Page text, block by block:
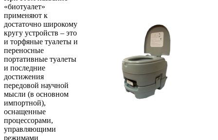
«биотуалет»
применяют к
достаточно широкому
кругу устройств – это
и торфяные туалеты и
переносные
портативные туалеты
и последние
достижения
передовой научной
мысли (в основном
импортной),
оснащенные
процессорами,
управляющими
режимами